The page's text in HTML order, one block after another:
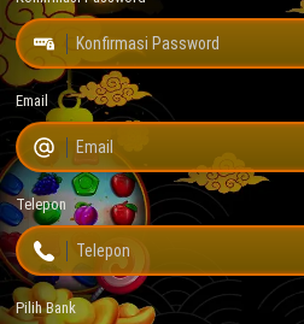
Email
Telepon
Pilih Bank